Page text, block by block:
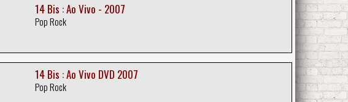
14 Bis : Ao Vivo - 2007
Pop Rock
14 Bis : Ao Vivo DVD 2007
Pop Rock